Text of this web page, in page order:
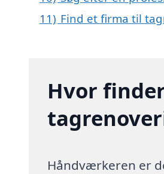
11) Find et firma til
Hvor
Håndværkeren er